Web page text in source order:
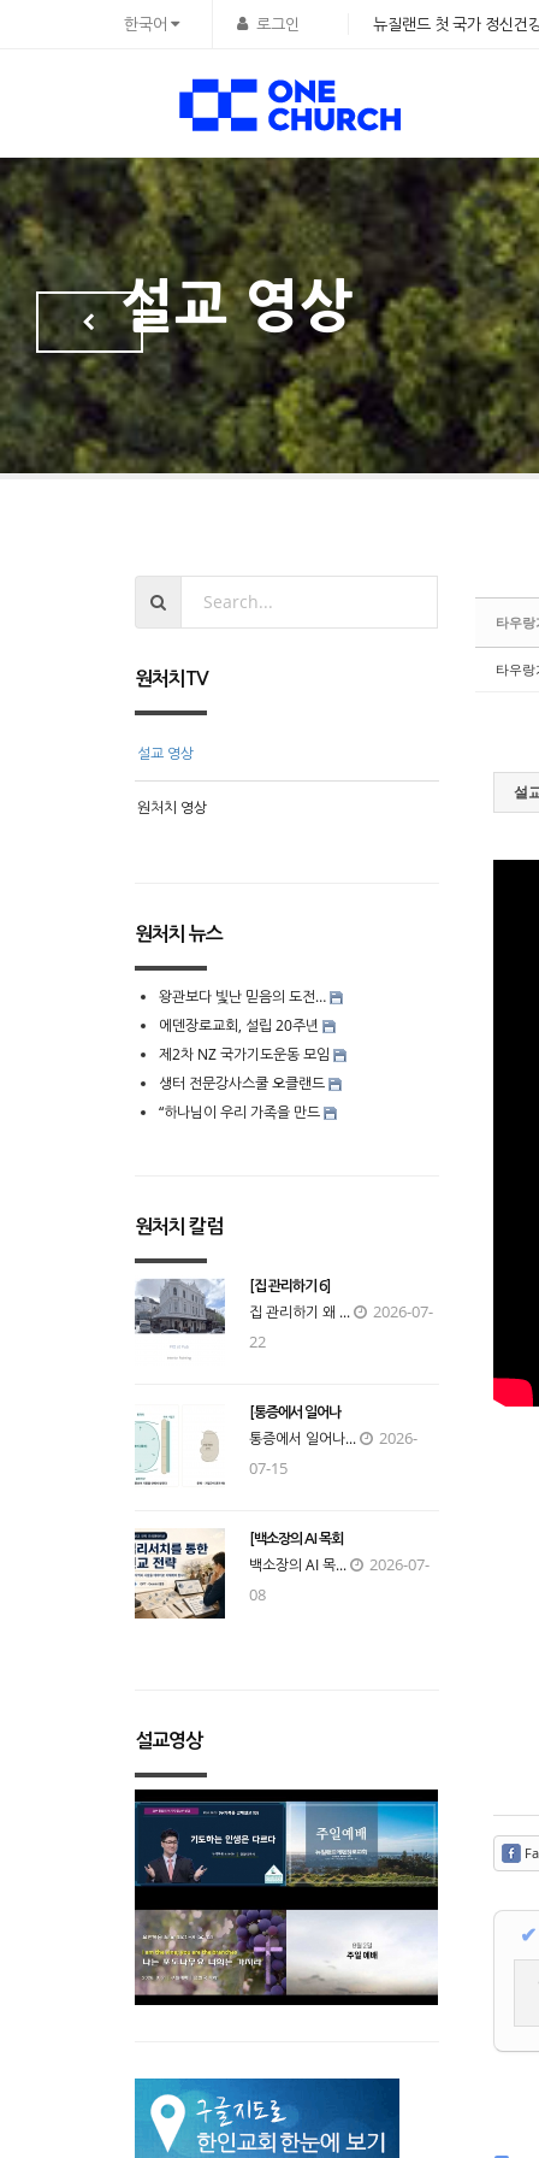
한국어 로그인 뉴질랜드 첫 국가 정신건
설교 영상
타우
타우
설
✔
원처치TV
설교 영상
원처치 영상
원처치 뉴스
왕관보다 빛난 믿음의 도전…
에덴장로교회, 설립 20주년
제2차 NZ 국가기도운동 모임
생터 전문강사스쿨 오클랜드
“하나님이 우리 가족을 만드
원처치 칼럼
[집 관리하기 6]
집 관리하기 왜 ...
2026-07-
22
[통증에서 일어나
통증에서 일어나...
2026-
07-15
[백소장의 AI 목회
백소장의 AI 목...
2026-07-
08
설교영상
Sketchbook5, 스케치북5